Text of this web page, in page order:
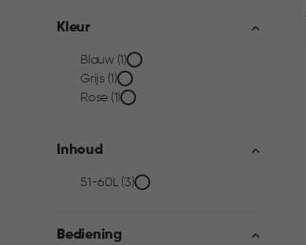
Kleur
Kleur
filter
Blauw (1)
Grijs (1)
Rose (1)
Inhoud
Inhoud
filter
51-60L (3)
Bediening